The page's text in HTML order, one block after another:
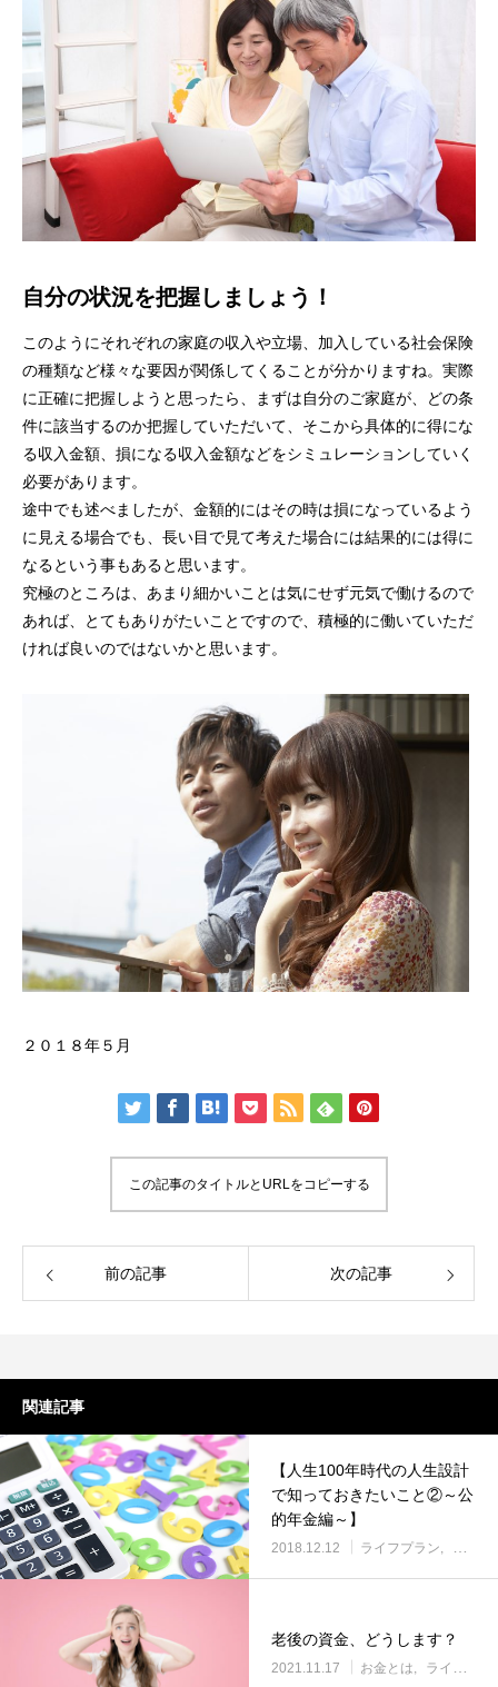
自分の状況を把握しましょう！
このようにそれぞれの家庭の収入や立場、加入している社会保険
の種類など様々な要因が関係してくることが分かりますね。実際
に正確に把握しようと思ったら、まずは自分のご家庭が、どの条
件に該当するのか把握していただいて、そこから具体的に得にな
る収入金額、損になる収入金額などをシミュレーションしていく
必要があります。
途中でも述べましたが、金額的にはその時は損になっているよう
に見える場合でも、長い目で見て考えた場合には結果的には得に
なるという事もあると思います。
究極のところは、あまり細かいことは気にせず元気で働けるので
あれば、とてもありがたいことですので、積極的に働いていただ
ければ良いのではないかと思います。
２０１８年５月
この記事のタイトルとURLをコピーする
前の記事 次の記事
関連記事
【人生100年時代の人生設計
で知っておきたいこと②～公
的年金編～】
2018.12.12 ライフプラン 人生
老後の資金、どうします？
2021.11.17 お金とは ライフプラン